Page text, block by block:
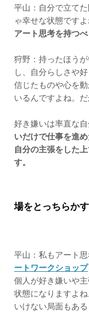
平山：自分で立て
ゃ幸せな状態ですよ
アート思考を持つ
狩野：持ったほう
し、自分らしさや
信じたものや心を
いるんですよね。
好き嫌いは率直な
いだけで仕事を進
自分の主張をした
す。
場をとっちらか
平山：私もアート
ートワークショップ
個人が好き嫌いや
状態になりますよ
いけない局面もある